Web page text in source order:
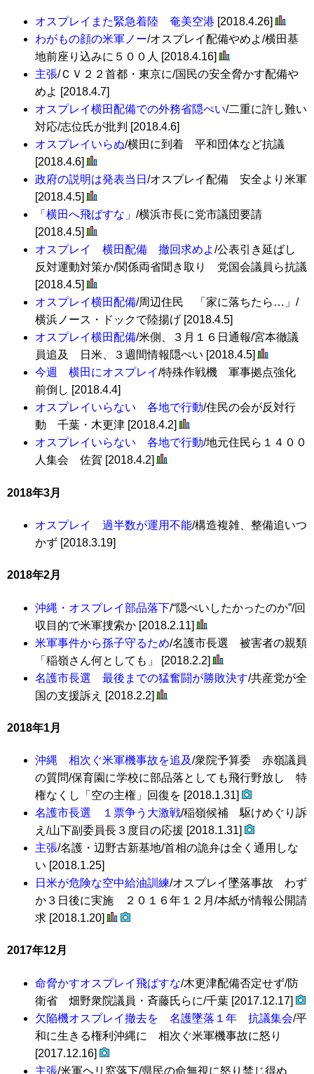
オスプレイまた緊急着陸 奄美空港 [2018.4.26]
わがもの顔の米軍ノー/オスプレイ配備やめよ/横田基
地前座り込みに５００人 [2018.4.16]
主張/ＣＶ２２首都・東京に/国民の安全脅かす配備や
めよ [2018.4.7]
オスプレイ横田配備での外務省隠ぺい/二重に許し難い
対応/志位氏が批判 [2018.4.6]
オスプレイいらぬ/横田に到着 平和団体など抗議
[2018.4.6]
政府の説明は発表当日 /オスプレイ配備 安全より米軍
[2018.4.5]
「横田へ飛ばすな」 /横浜市長に党市議団要請
[2018.4.5]
オスプレイ 横田配備 撤回求めよ/公表引き延ばし
反対運動対策か/関係両省聞き取り 党国会議員ら抗議
[2018.4.5]
オスプレイ横田配備/周辺住民 「家に落ちたら…」/
横浜ノース・ドックで陸揚げ [2018.4.5]
オスプレイ横田配備/米側、３月１６日通報/宮本徹議
員追及 日米、３週間情報隠ぺい [2018.4.5]
今週 横田にオスプレイ/特殊作戦機 軍事拠点強化
前倒し [2018.4.4]
オスプレイいらない 各地で行動/住民の会が反対行
動 千葉・木更津 [2018.4.2]
オスプレイいらない 各地で行動/地元住民ら１４００
人集会 佐賀 [2018.4.2]
2018年3月
オスプレイ 過半数が運用不能/構造複雑、整備追いつ
かず [2018.3.19]
2018年2月
沖縄・オスプレイ部品落下/“隠ぺいしたかったのか”/回
収目的で米軍捜索か [2018.2.11]
米軍事件から孫子守るため/名護市長選 被害者の親類
「稲嶺さん何としても」 [2018.2.2]
名護市長選 最後までの猛奮闘が勝敗決す/共産党が全
国の支援訴え [2018.2.2]
2018年1月
沖縄 相次ぐ米軍機事故を追及/衆院予算委 赤嶺議員
の質問/保育園に学校に部品落としても飛行野放し 特
権なくし「空の主権」回復を [2018.1.31]
名護市長選 １票争う大激戦/稲嶺候補 駆けめぐり訴
え/山下副委員長３度目の応援 [2018.1.31]
主張/名護・辺野古新基地/首相の詭弁は全く通用しな
い [2018.1.25]
日米が危険な空中給油訓練/オスプレイ墜落事故 わず
か３日後に実施 ２０１６年１２月/本紙が情報公開請
求 [2018.1.20]
2017年12月
命脅かすオスプレイ飛ばすな/木更津配備否定せず/防
衛省 畑野衆院議員・斉藤氏らに/千葉 [2017.12.17]
欠陥機オスプレイ撤去を 名護墜落１年 抗議集会/平
和に生きる権利沖縄に 相次ぐ米軍機事故に怒り
[2017.12.16]
主張/米軍ヘリ窓落下/県民の命無視に怒り禁じ得ぬ